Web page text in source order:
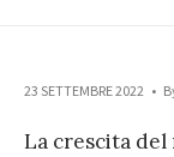
23 SETTEMBRE 2022 •
La crescita del